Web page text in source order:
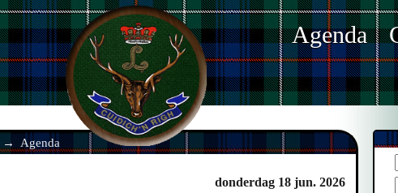
Agenda
Agenda
donderdag 18 jun. 2026